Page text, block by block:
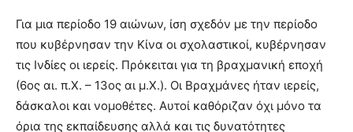
Για μια περίοδο 19 αιώνων, ίση σχεδόν με την περίοδο
που κυβέρνησαν την Κίνα οι σχολαστικοί, κυβέρνησαν
τις Ινδίες οι ιερείς. Πρόκειται για τη βραχμανική εποχή
(6ος αι. π.Χ. – 13ος αι μ.Χ.). Οι Βραχμάνες ήταν ιερείς,
δάσκαλοι και νομοθέτες. Αυτοί καθόριζαν όχι μόνο τα
όρια της εκπαίδευσης αλλά και τις δυνατότητες